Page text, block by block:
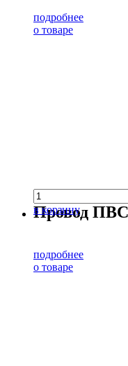
подробнее
о товаре
в корзину
Провод ПВС
подробнее
о товаре